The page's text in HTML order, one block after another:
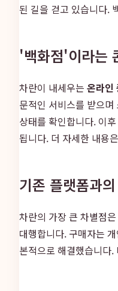
된 길을 걷고 있습니다.
'백화점'이라는
차란이 내세우는 온라인
문적인 서비스를 받으
상태를 확인합니다. 이
됩니다. 더 자세한 내용은
기존 플랫폼과
차란의 가장 큰 차별점
대행합니다. 구매자는
본적으로 해결했습니다